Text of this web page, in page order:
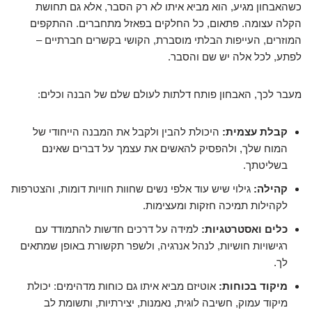
כשהאבחון מגיע, הוא מביא איתו לא רק הסבר, אלא גם תחושת
הקלה עצומה. פתאום, כל החלקים בפאזל מתחברים. ההתקפים
המוזרים, העייפות הבלתי מוסברת, הקושי בקשרים חברתיים –
לפתע, לכל אלה יש שם והסבר.
מעבר לכך, האבחון פותח דלתות לעולם שלם של הבנה וכלים:
קבלת עצמית: היכולת להבין ולקבל את המבנה הייחודי של
המוח שלך, ולהפסיק להאשים את עצמך על דברים שאינם
בשליטתך.
קהילה: גילוי שיש עוד אלפי נשים שחוות חוויות דומות, והצטרפות
לקהילות תמיכה חזקות ומעצימות.
כלים ואסטרטגיות: למידה על דרכים חדשות להתמודד עם
רגישויות חושיות, לנהל אנרגיה, ולשפר תקשורת באופן שמתאים
לך.
מיקוד בכוחות: אוטיזם מביא איתו גם כוחות מדהימים: יכולת
מיקוד עמוק, חשיבה לוגית, נאמנות, יצירתיות, ותשומת לב